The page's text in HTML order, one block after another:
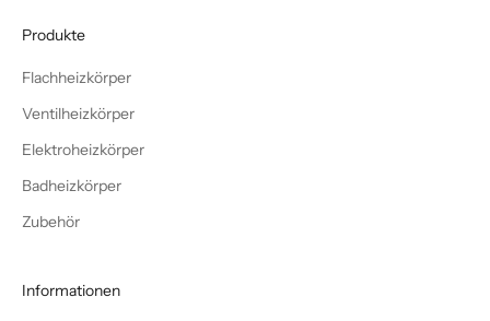
Produkte
Flachheizkörper
Ventilheizkörper
Elektroheizkörper
Badheizkörper
Zubehör
Informationen